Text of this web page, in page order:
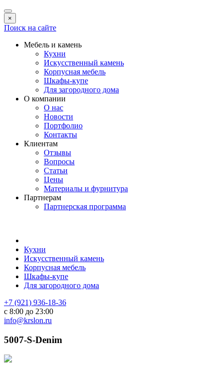
×
Поиск на сайте
Мебель и камень
Кухни
Искусственный камень
Корпусная мебель
Шкафы-купе
Для загородного дома
О компании
О нас
Новости
Портфолио
Контакты
Клиентам
Отзывы
Вопросы
Статьи
Цены
Материалы и фурнитура
Партнерам
Партнерская программа
Кухни
Искусственный камень
Корпусная мебель
Шкафы-купе
Для загородного дома
+7 (921) 936-18-36
с 8:00 до 23:00
info@krslon.ru
5007-S-Denim